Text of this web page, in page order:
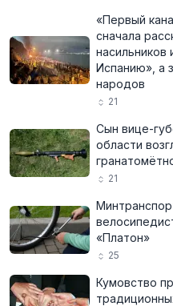
«Первый
сначала
насильников
Испанию», а
народов
21
Сын вице-
области
21
«Платон»
25
Кумовство